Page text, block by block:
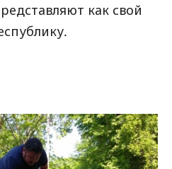
как свой